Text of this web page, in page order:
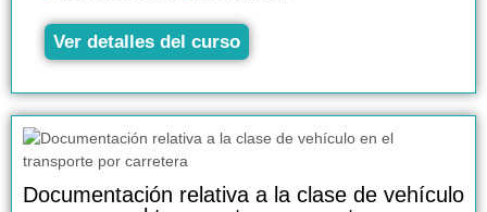
Ver detalles del curso
Documentación relativa a la clase de vehículo